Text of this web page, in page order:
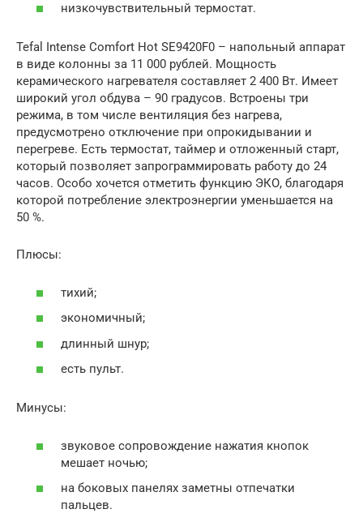
низкочувствительный термостат.
Tefal Intense Comfort Hot SE9420F0 – напольный аппарат
в виде колонны за 11 000 рублей. Мощность
керамического нагревателя составляет 2 400 Вт. Имеет
широкий угол обдува – 90 градусов. Встроены три
режима, в том числе вентиляция без нагрева,
предусмотрено отключение при опрокидывании и
перегреве. Есть термостат, таймер и отложенный старт,
который позволяет запрограммировать работу до 24
часов. Особо хочется отметить функцию ЭКО, благодаря
которой потребление электроэнергии уменьшается на
50 %.
Плюсы:
тихий;
экономичный;
длинный шнур;
есть пульт.
Минусы:
звуковое сопровождение нажатия кнопок
мешает ночью;
на боковых панелях заметны отпечатки
пальцев.